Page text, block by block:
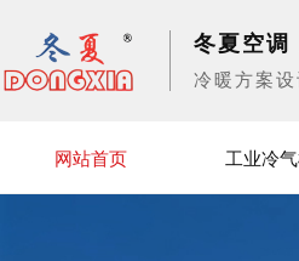
冬夏空调
冷暖方案
网站首页 工业冷